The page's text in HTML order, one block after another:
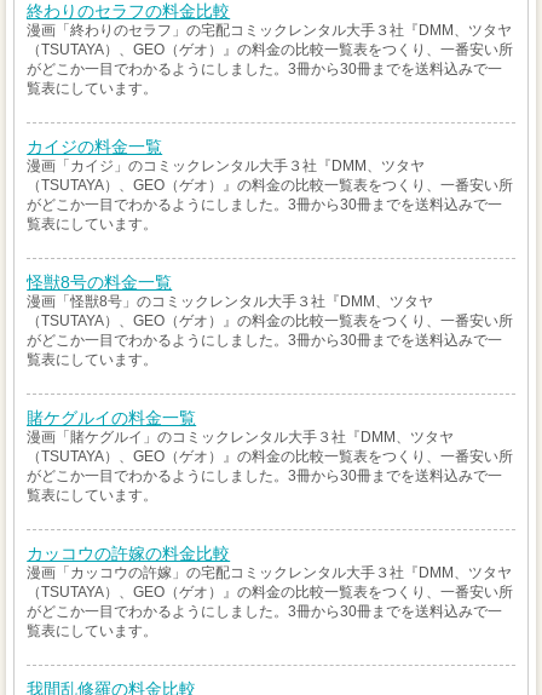
終わりのセラフの料金比較
漫画「終わりのセラフ」の宅配コミックレンタル大手３社『DMM、ツタヤ
（TSUTAYA）、GEO（ゲオ）』の料金の比較一覧表をつくり、一番安い所
がどこか一目でわかるようにしました。3冊から30冊までを送料込みで一
覧表にしています。
カイジの料金一覧
漫画「カイジ」のコミックレンタル大手３社『DMM、ツタヤ
（TSUTAYA）、GEO（ゲオ）』の料金の比較一覧表をつくり、一番安い所
がどこか一目でわかるようにしました。3冊から30冊までを送料込みで一
覧表にしています。
怪獣8号の料金一覧
漫画「怪獣8号」のコミックレンタル大手３社『DMM、ツタヤ
（TSUTAYA）、GEO（ゲオ）』の料金の比較一覧表をつくり、一番安い所
がどこか一目でわかるようにしました。3冊から30冊までを送料込みで一
覧表にしています。
賭ケグルイの料金一覧
漫画「賭ケグルイ」のコミックレンタル大手３社『DMM、ツタヤ
（TSUTAYA）、GEO（ゲオ）』の料金の比較一覧表をつくり、一番安い所
がどこか一目でわかるようにしました。3冊から30冊までを送料込みで一
覧表にしています。
カッコウの許嫁の料金比較
漫画「カッコウの許嫁」の宅配コミックレンタル大手３社『DMM、ツタヤ
（TSUTAYA）、GEO（ゲオ）』の料金の比較一覧表をつくり、一番安い所
がどこか一目でわかるようにしました。3冊から30冊までを送料込みで一
覧表にしています。
我間乱修羅の料金比較